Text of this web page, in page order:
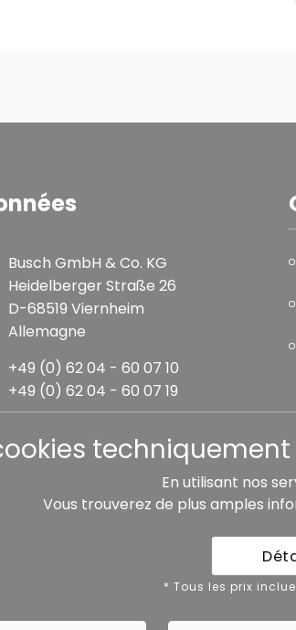
Busch GmbH & Co. KG
Heidelberger Straße 26
D-68519 Viernheim
Allemagne
+49 (0) 62 04 - 60 07 10
+49 (0) 62 04 - 60 07 19
incluent la TVA légale plus les frais de
Mentions
En utilisant nos
Vous trouverez de plus amples
* Tous les prix